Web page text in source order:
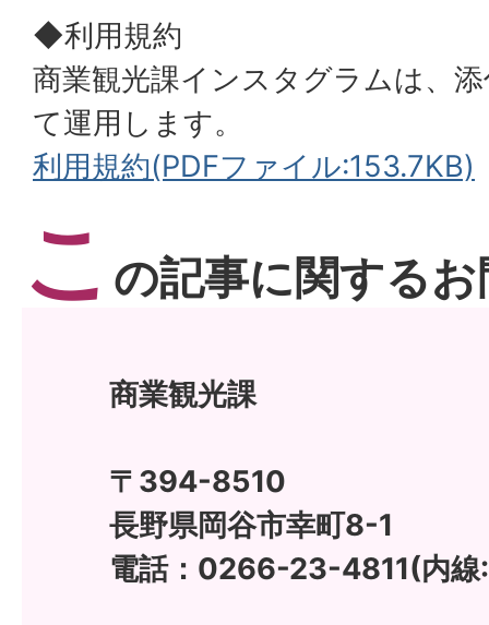
◆利用規約
商業観光課インスタグラムは、
て運用します。
利用規約(PDFファイル:153.7KB)
こ の記事に関する
商業観光課
〒394-8510
長野県岡谷市幸町8-1
電話：0266-23-4811(内線